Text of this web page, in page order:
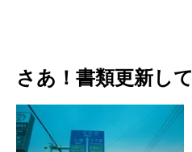
さあ！書類更新し